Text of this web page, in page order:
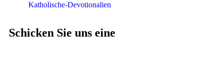
Katholische-Devotionalien
Schicken Sie uns eine